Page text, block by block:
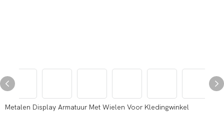
Metalen Display Armatuur Met Wielen Voor Kledingwinkel